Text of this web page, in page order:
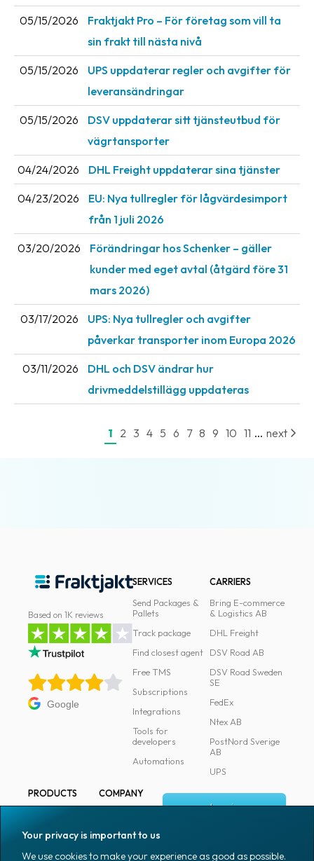
Terms
conditions
Privacy
Prohibited
and
dangerous
content
05/15/2026
Fraktjakt Pro – För företag som vill ta
sin frakt till nästa nivå
05/15/2026
UPS uppdaterar regler och avgifter för
leveransändringar
05/15/2026
DSV uppdaterar sitt tjänsteutbud för
vägrtansporter
04/24/2026 DHL Freight uppdaterar sina tjänster
04/23/2026
EU: Nya tullregler för låg­värdesimport
från 1 juli 2026
03/20/2026
Förändringar hos Schenker – gäller
kunder med eget avtal (åtgärd före 31
mars 2026)
03/17/2026
UPS: Nya tullregler och avgifter
påverkar transporter inom Europa 2026
03/11/2026
DHL och DSV ändrar hur
drivmeddelstillägg uppdateras
1 2 3 4 5 6 7 8 9 10 11 ... next
Based on 1K reviews
Google
SERVICES
Send Packages &
Pallets
Track package
Find closest agent
Free TMS
Subscriptions
Integrations
Tools for
developers
Automations
CARRIERS
Bring E-commerce
& Logistics AB
DHL Freight
DSV Road AB
DSV Road Sweden
SE
FedEx
Ntex AB
PostNord Sverige
AB
UPS
PRODUCTS
Marking
Packaging
COMPANY
Media
Log in
Sign up
Your privacy is important to us
We use cookies to make your experience as good as possible.